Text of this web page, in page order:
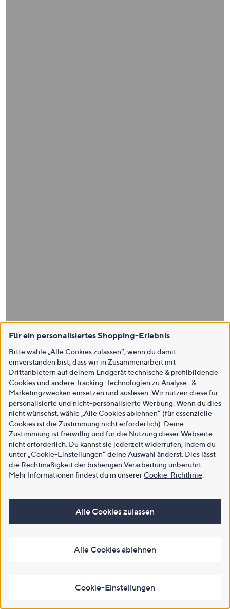
Für ein personalisiertes Shopping-Erlebnis
Bitte wähle „Alle Cookies zulassen“, wenn du damit
einverstanden bist, dass wir in Zusammenarbeit mit
Drittanbietern auf deinem Endgerät technische & profilbildende
Cookies und andere Tracking-Technologien zu Analyse- &
Marketingzwecken einsetzen und auslesen. Wir nutzen diese für
personalisierte und nicht-personalisierte Werbung. Wenn du dies
nicht wünschst, wähle „Alle Cookies ablehnen“ (für essenzielle
Cookies ist die Zustimmung nicht erforderlich). Deine
Zustimmung ist freiwillig und für die Nutzung dieser Webseite
nicht erforderlich. Du kannst sie jederzeit widerrufen, indem du
unter „Cookie-Einstellungen“ deine Auswahl änderst. Dies lässt
die Rechtmäßigkeit der bisherigen Verarbeitung unberührt.
Mehr Informationen findest du in unsererCookie-Richtlinie
Alle Cookies zulassen
Alle Cookies ablehnen
Cookie-Einstellungen